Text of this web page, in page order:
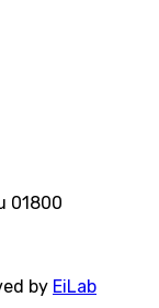
01800
by EiLab